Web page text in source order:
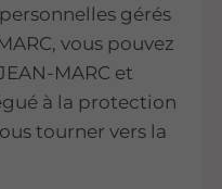
gérés
vous pouvez
MARC et
à la protection
tourner vers la